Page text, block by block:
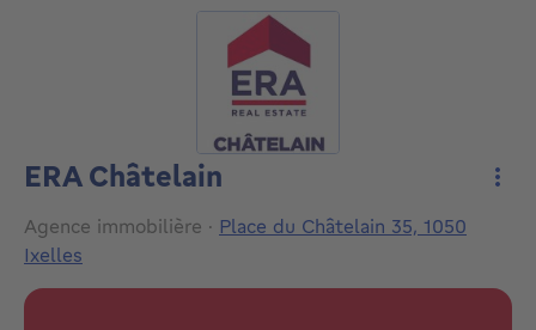
ERA Châtelain
Agence immobilière · Place du Châtelain 35, 1050
Ixelles